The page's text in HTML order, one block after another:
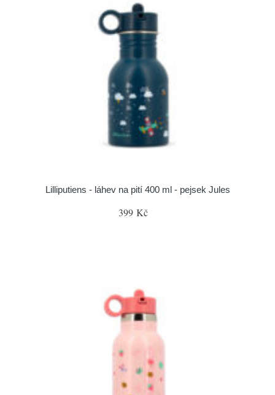
Lilliputiens - láhev na pití 400 ml - pejsek Jules
399 Kč